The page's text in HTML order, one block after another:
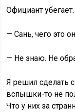
Официант убегает.
— Сань, чего это
— Не знаю. Не
Я решил сделать
вспышки-то не
Что у них за